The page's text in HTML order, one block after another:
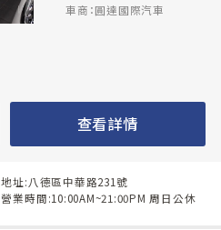
車商：圓達國際汽車
查看詳情
地址:八德區中華路231號
營業時間:10:00AM~21:00PM 周日公休